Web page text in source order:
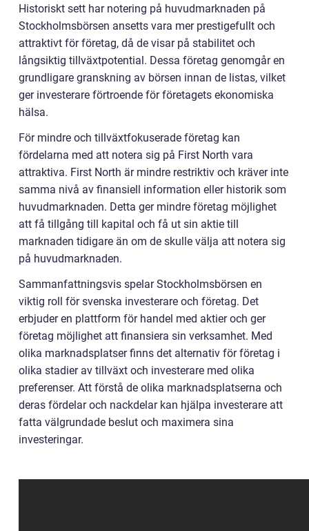
Historiskt sett har notering på huvudmarknaden på
Stockholmsbörsen ansetts vara mer prestigefullt och
attraktivt för företag, då de visar på stabilitet och
långsiktig tillväxtpotential. Dessa företag genomgår en
grundligare granskning av börsen innan de listas, vilket
ger investerare förtroende för företagets ekonomiska
hälsa.
För mindre och tillväxtfokuserade företag kan
fördelarna med att notera sig på First North vara
attraktiva. First North är mindre restriktiv och kräver inte
samma nivå av finansiell information eller historik som
huvudmarknaden. Detta ger mindre företag möjlighet
att få tillgång till kapital och få ut sin aktie till
marknaden tidigare än om de skulle välja att notera sig
på huvudmarknaden.
Sammanfattningsvis spelar Stockholmsbörsen en
viktig roll för svenska investerare och företag. Det
erbjuder en plattform för handel med aktier och ger
företag möjlighet att finansiera sin verksamhet. Med
olika marknadsplatser finns det alternativ för företag i
olika stadier av tillväxt och investerare med olika
preferenser. Att förstå de olika marknadsplatserna och
deras fördelar och nackdelar kan hjälpa investerare att
fatta välgrundade beslut och maximera sina
investeringar.